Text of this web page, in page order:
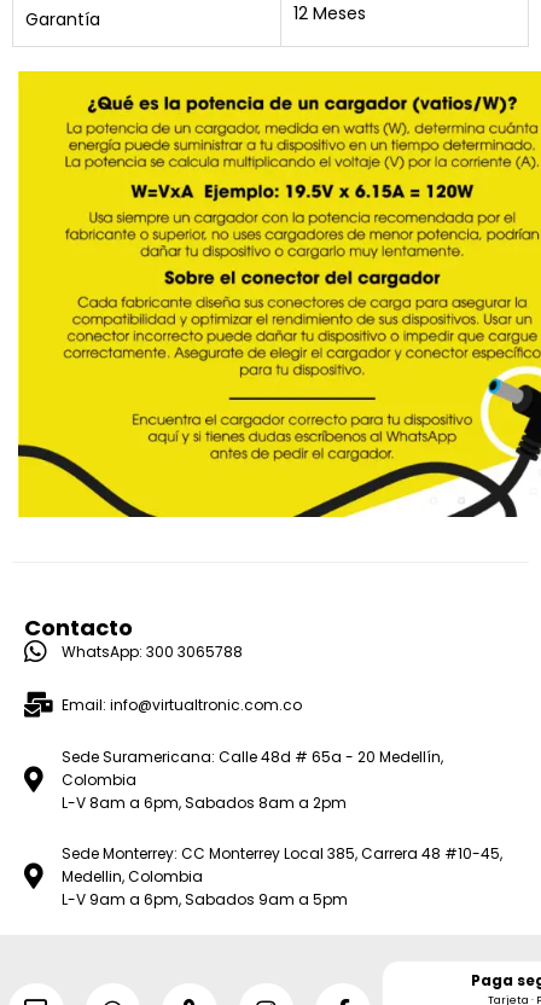
Garantía 12 Meses
Contacto
WhatsApp: 300 3065788
Email: info@virtualtronic.com.co
Sede Suramericana: Calle 48d # 65a - 20 Medellín,
Colombia
L-V 8am a 6pm, Sabados 8am a 2pm
Sede Monterrey: CC Monterrey Local 385, Carrera 48 #10-45,
Medellin, Colombia
L-V 9am a 6pm, Sabados 9am a 5pm
Paga
Tarjeta ·